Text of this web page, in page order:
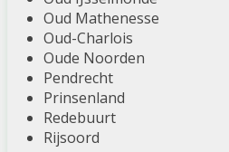
Oud Mathenesse
Oud-Charlois
Oude Noorden
Pendrecht
Prinsenland
Redebuurt
Rijsoord